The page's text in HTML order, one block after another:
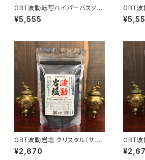
GBT波動転写ハイパーバスソル
ト 約500g ライム
¥5,555
GBT波
GBT波動岩塩 クリスタル（サン
ド） 竹炭入り 300g最高級ヒマ
ラヤ岩塩 波動転写
¥2,670
GBT波
ー）300g 最高級ヒマ
波動転